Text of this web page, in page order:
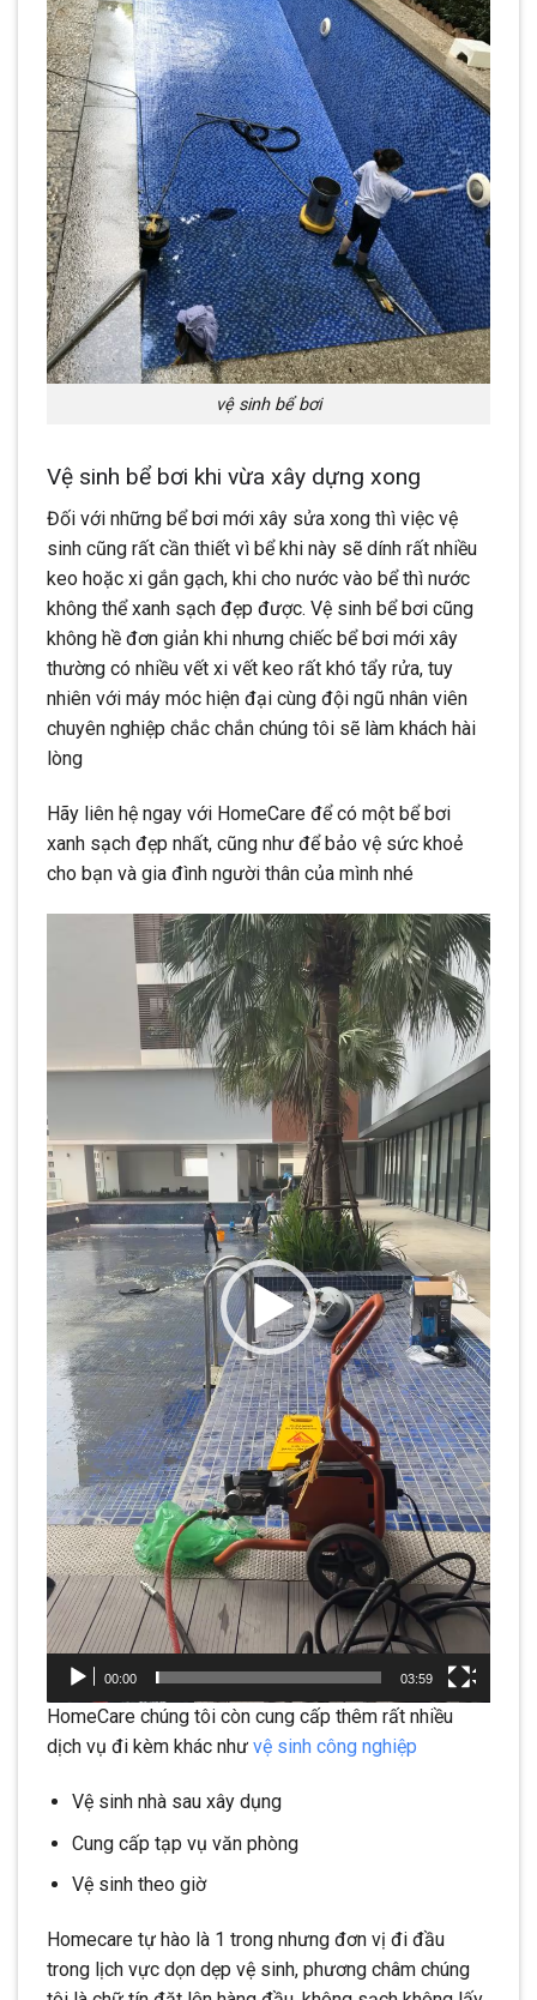
vệ sinh bể bơi
Vệ sinh bể bơi khi vừa xây dựng xong
Đối với những bể bơi mới xây sửa xong thì việc vệ
sinh cũng rất cần thiết vì bể khi này sẽ dính rất nhiều
keo hoặc xi gắn gạch, khi cho nước vào bể thì nước
không thể xanh sạch đẹp được. Vệ sinh bể bơi cũng
không hề đơn giản khi nhưng chiếc bể bơi mới xây
thường có nhiều vết xi vết keo rất khó tẩy rửa, tuy
nhiên với máy móc hiện đại cùng đội ngũ nhân viên
chuyên nghiệp chắc chắn chúng tôi sẽ làm khách hài
lòng
Hãy liên hệ ngay với HomeCare để có một bể bơi
xanh sạch đẹp nhất, cũng như để bảo vệ sức khoẻ
cho bạn và gia đình người thân của mình nhé
00:00 03:59
HomeCare chúng tôi còn cung cấp thêm rất nhiều
dịch vụ đi kèm khác như vệ sinh công nghiệp
Vệ sinh nhà sau xây dụng
Cung cấp tạp vụ văn phòng
Vệ sinh theo giờ
Homecare tự hào là 1 trong nhưng đơn vị đi đầu
trong lịch vực dọn dẹp vệ sinh, phương châm chúng